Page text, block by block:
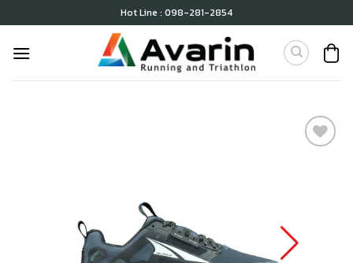
to
content
Hot Line : 098-281-2854